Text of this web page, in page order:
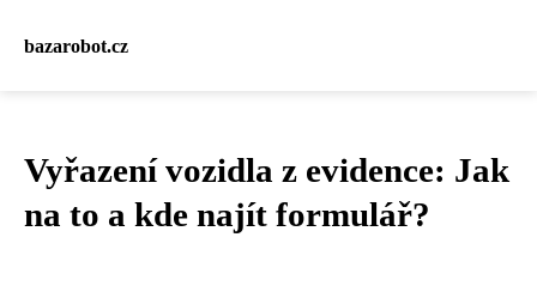
bazarobot.cz
Vyřazení vozidla z evidence: Jak
na to a kde najít formulář?